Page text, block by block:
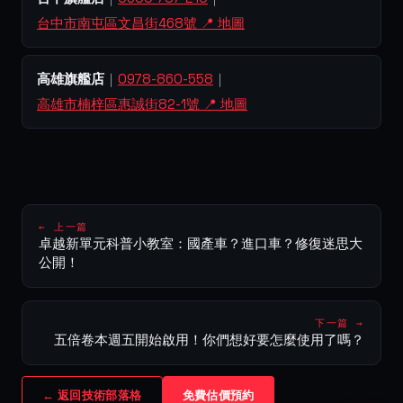
台中市南屯區文昌街468號 📍 地圖
高雄旗艦店 ｜ 0978-860-558 ｜
高雄市楠梓區惠誠街82-1號 📍 地圖
← 上一篇
卓越新單元科普小教室：國產車？進口車？修復迷思大
公開！
下一篇 →
五倍卷本週五開始啟用！你們想好要怎麼使用了嗎？
← 返回技術部落格 免費估價預約